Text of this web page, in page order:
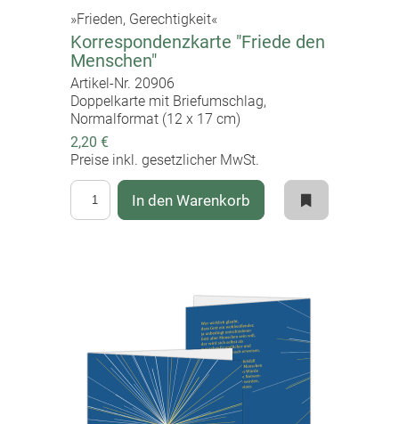
»Frieden, Gerechtigkeit«
Korrespondenzkarte "Friede den
Menschen"
Artikel-Nr. 20906
Doppelkarte mit Briefumschlag,
Normalformat (12 x 17 cm)
2,20 €
Preise inkl. gesetzlicher MwSt.
In den Warenkorb